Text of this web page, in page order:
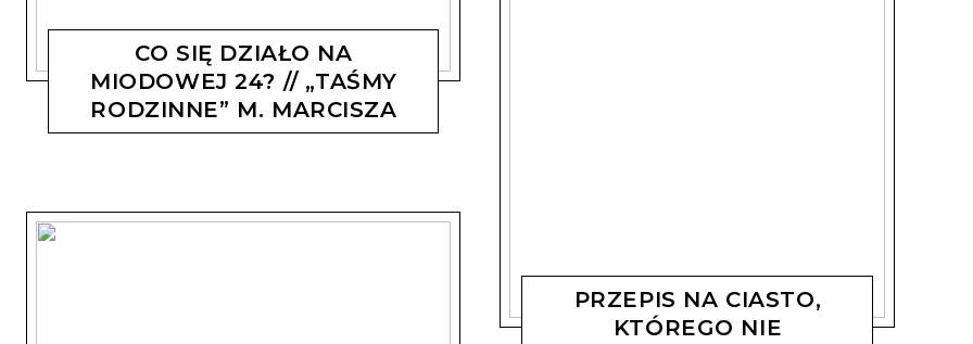
CO SIĘ DZIAŁO NA
MIODOWEJ 24? // „TAŚMY
RODZINNE” M. MARCISZA
MAGDALENA KOSTYSZYN 6 SIERPNIA, 2019
PRZEPIS NA CIASTO,
KTÓREGO NIE